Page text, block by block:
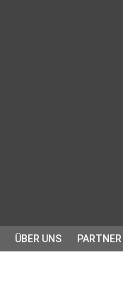
ÜBER UNS PARTNER